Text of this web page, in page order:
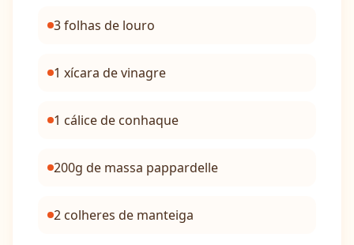
3 folhas de louro
1 xícara de vinagre
1 cálice de conhaque
200g de massa pappardelle
2 colheres de manteiga